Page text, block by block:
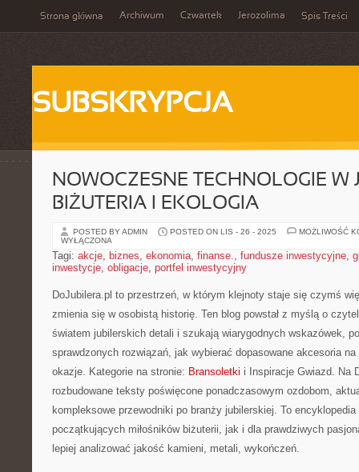
Strona główna Archiwum Czwartek Jerozolima Spis Treści
SUBSKRYPCJA
NOWOCZESNE TECHNOLOGIE W
BIŻUTERIA I EKOLOGIA
POSTED BY ADMIN POSTED ON LIS - 26 - 2025
MOŻLIWOŚĆ
WYŁĄCZONA
Tagi: akcje, biznes, ekonomia, finanse., fundusze inwestycyjne,
inwestycje, obligacje, portfel inwestycyjny
DoJubilera.pl to przestrzeń, w którym klejnoty staje się czymś
zmienia się w osobistą historię. Ten blog powstał z myślą o
światem jubilerskich detali i szukają wiarygodnych wskazówek,
sprawdzonych rozwiązań, jak wybierać dopasowane akcesoria
okazje. Kategorie na stronie: Bransoletki i Inspiracje Gwiazd. Na
rozbudowane teksty poświęcone ponadczasowym ozdobom,
kompleksowe przewodniki po branży jubilerskiej. To
początkujących miłośników biżuterii, jak i dla prawdziwych
lepiej analizować jakość kamieni, metali, wykończeń.